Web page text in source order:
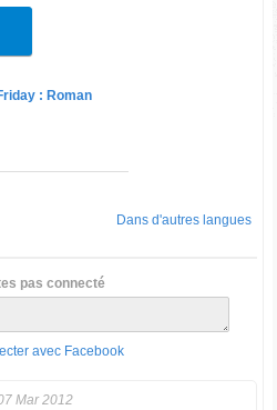
: Roman
Dans d'autres langues
pas connecté
avec Facebook
Mar 2012